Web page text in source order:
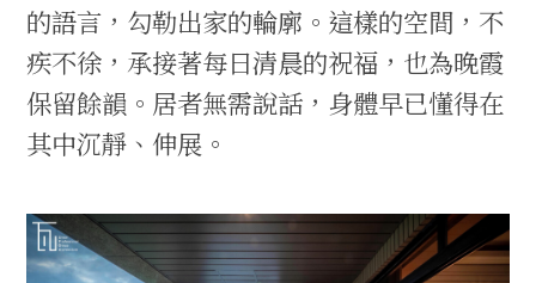
的語言，勾勒出家的輪廓。這樣的空間，不
疾不徐，承接著每日清晨的祝福，也為晚霞
保留餘韻。居者無需說話，身體早已懂得在
其中沉靜、伸展。